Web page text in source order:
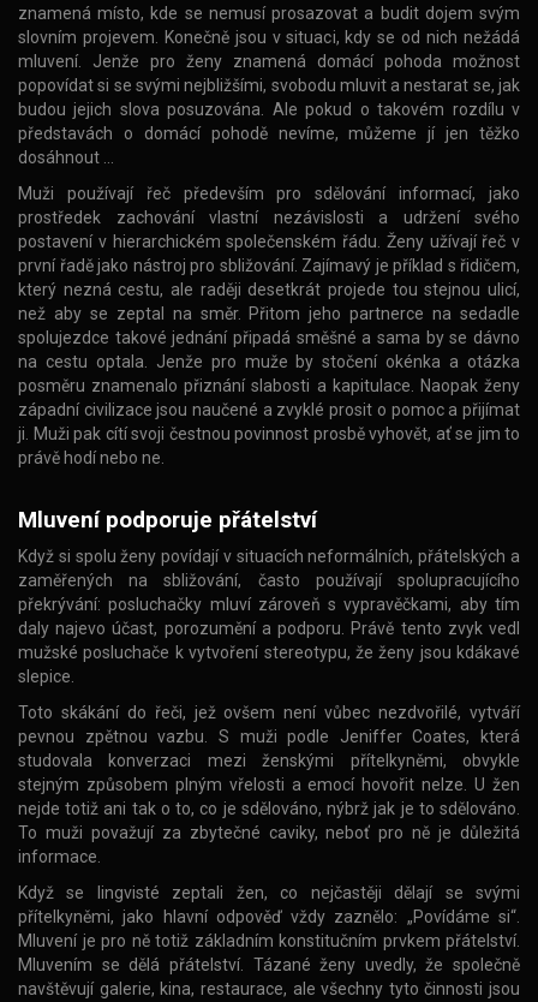
znamená místo, kde se nemusí prosazovat a budit dojem svým
slovním projevem. Konečně jsou v situaci, kdy se od nich nežádá
mluvení. Jenže pro ženy znamená domácí pohoda možnost
popovídat si se svými nejbližšími, svobodu mluvit a nestarat se, jak
budou jejich slova posuzována. Ale pokud o takovém rozdílu v
představách o domácí pohodě nevíme, můžeme jí jen těžko
dosáhnout …
Muži používají řeč především pro sdělování informací, jako
prostředek zachování vlastní nezávislosti a udržení svého
postavení v hierarchickém společenském řádu. Ženy užívají řeč v
první řadě jako nástroj pro sbližování. Zajímavý je příklad s řidičem,
který nezná cestu, ale raději desetkrát projede tou stejnou ulicí,
než aby se zeptal na směr. Přitom jeho partnerce na sedadle
spolujezdce takové jednání připadá směšné a sama by se dávno
na cestu optala. Jenže pro muže by stočení okénka a otázka
posměru znamenalo přiznání slabosti a kapitulace. Naopak ženy
západní civilizace jsou naučené a zvyklé prosit o pomoc a přijímat
ji. Muži pak cítí svoji čestnou povinnost prosbě vyhovět, ať se jim to
právě hodí nebo ne.
Mluvení podporuje přátelství
Když si spolu ženy povídají v situacích neformálních, přátelských a
zaměřených na sbližování, často používají spolupracujícího
překrývání: posluchačky mluví zároveň s vypravěčkami, aby tím
daly najevo účast, porozumění a podporu. Právě tento zvyk vedl
mužské posluchače k vytvoření stereotypu, že ženy jsou kdákavé
slepice.
Toto skákání do řeči, jež ovšem není vůbec nezdvořilé, vytváří
pevnou zpětnou vazbu. S muži podle Jeniffer Coates, která
studovala konverzaci mezi ženskými přítelkyněmi, obvykle
stejným způsobem plným vřelosti a emocí hovořit nelze. U žen
nejde totiž ani tak o to, co je sdělováno, nýbrž jak je to sdělováno.
To muži považují za zbytečné caviky, neboť pro ně je důležitá
informace.
Když se lingvisté zeptali žen, co nejčastěji dělají se svými
přítelkyněmi, jako hlavní odpověď vždy zaznělo: „Povídáme si“.
Mluvení je pro ně totiž základním konstitučním prvkem přátelství.
Mluvením se dělá přátelství. Tázané ženy uvedly, že společně
navštěvují galerie, kina, restaurace, ale všechny tyto činnosti jsou